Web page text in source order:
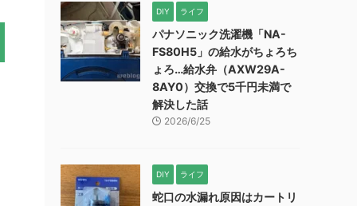
DIY ライフ
パナソニック洗濯機「NA-
FS80H5」の給水がちょろち
ょろ…給水弁（AXW29A-
8AY0）交換で5千円未満で
解決した話
2026/6/25
DIY ライフ
蛇口の水漏れ原因はカートリ